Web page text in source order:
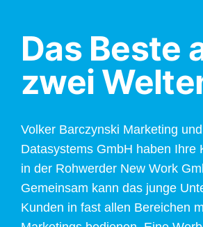
Das Beste
zwei
Volker Barczynski Marketing
Datasystems GmbH haben Ihre
in der Rohwerder New Work
Gemeinsam kann das junge
Kunden in fast allen Bereichen